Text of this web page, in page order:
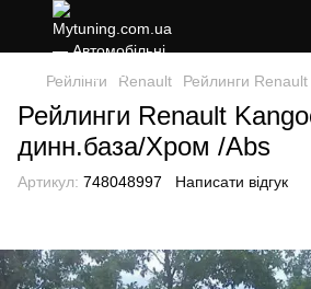
Рейлінги Renault Рейлинги
Рейлинги Renault
динн.база/Хром /Abs
Артикул: 748048997 Написати відгук